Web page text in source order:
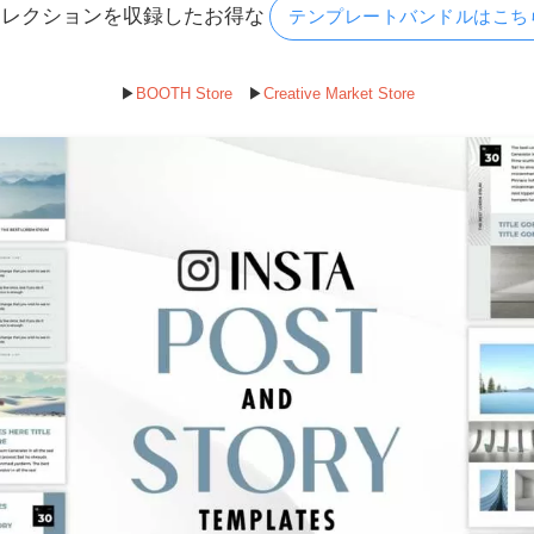
クションを収録したお得な テンプレートバンドルはこち
▶︎ BOOTH Store▶︎Creative Market Store